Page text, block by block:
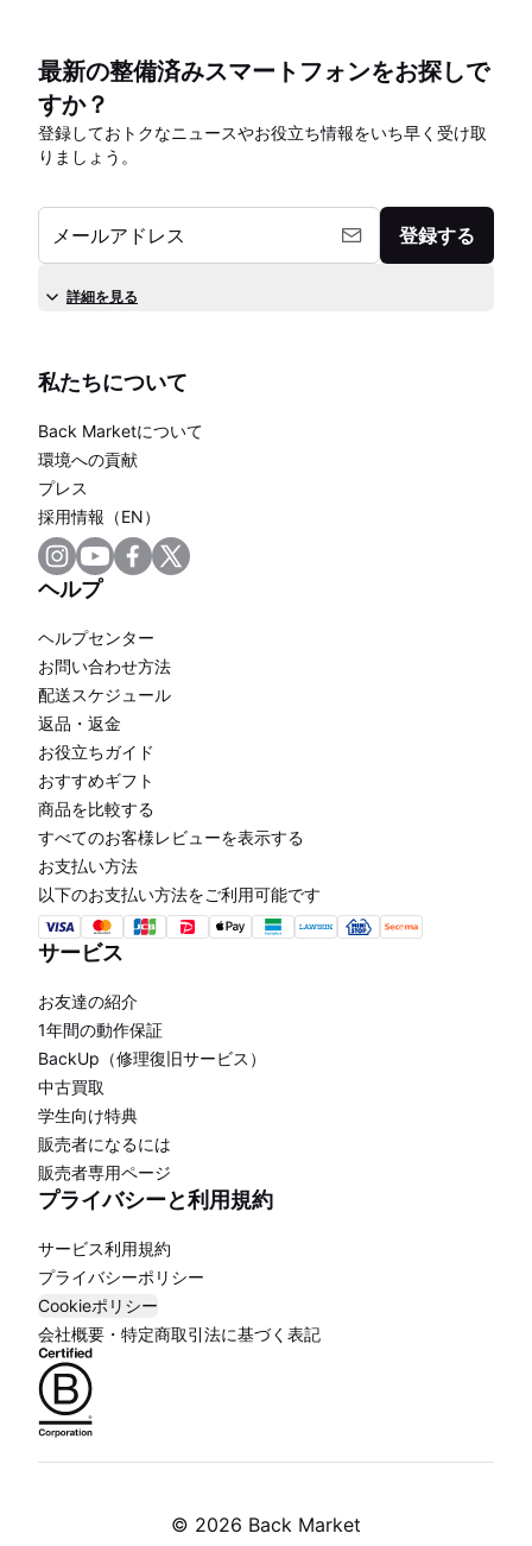
最新の整備済みスマートフォンをお探しで
すか？
登録しておトクなニュースやお役立ち情報をいち早く受け取
りましょう。
メールアドレス 登録する
詳細を見る
私たちについて
Back Marketについて
環境への貢献
プレス
採用情報（EN）
ヘルプ
ヘルプセンター
お問い合わせ方法
配送スケジュール
返品・返金
お役立ちガイド
おすすめギフト
商品を比較する
すべてのお客様レビューを表示する
お支払い方法
以下のお支払い方法をご利用可能です
サービス
お友達の紹介
1年間の動作保証
BackUp（修理復旧サービス）
中古買取
学生向け特典
販売者になるには
販売者専用ページ
プライバシーと利用規約
サービス利用規約
プライバシーポリシー
Cookieポリシー
会社概要・特定商取引法に基づく表記
© 2026 Back Market